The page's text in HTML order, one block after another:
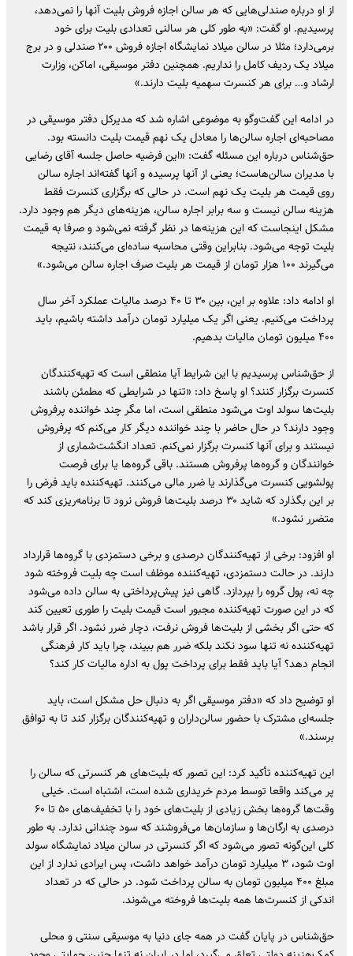
از او درباره صندلی‌هایی که هر سالن اجازه فروش بلیت آنها را نمی‌دهد،
پرسیدیم. او گفت: «به طور کلی هر سالنی تعدادی بلیت برای خود
برمی‌دارد؛ مثلا در سالن میلاد نمایشگاه اجازه فروش ۲۰۰ صندلی و در برج
میلاد یک ردیف کامل را نداریم. همچنین دفتر موسیقی، اماکن، وزارت
ارشاد و… برای هر کنسرت سهمیه بلیت دارند.»
در ادامه این گفت‌وگو به موضوعی اشاره شد که مدیرکل دفتر موسیقی در
مصاحبه‌ای اجاره سالن‌ها را معادل یک نهم قیمت بلیت دانسته بود.
حق‌شناس درباره این مسئله گفت: «این فرضیه حاصل جلسه آقای رضایی
با مدیران سالن‌هاست؛ یعنی از آنها پرسیده و آنها گفته‌اند اجاره سالن
روی قیمت هر بلیت یک نهم است. در حالی که برگزاری کنسرت فقط
هزینه سالن نیست و سه برابر اجاره سالن، هزینه‌های دیگر هم وجود دارد.
مشکل اینجاست که این هزینه‌ها در نظر گرفته نمی‌شود و صرفا به قیمت
بلیت توجه می‌شود. بنابراین وقتی محاسبه ساده‌ای می‌کنند، نتیجه
می‌گیرند ۱۰۰ هزار تومان از قیمت هر بلیت صرف اجاره سالن می‌شود.»
او ادامه داد: علاوه بر این، بین ۳۰ تا ۴۰ درصد مالیات عملکرد آخر سال
پرداخت می‌کنیم. یعنی اگر یک میلیارد تومان درآمد داشته باشیم، باید
۴۰۰ میلیون تومان مالیات بدهیم.
از حق‌شناس پرسیدیم با این شرایط آیا منطقی است که تهیه‌کنندگان
کنسرت برگزار کنند؟ او پاسخ داد: «تنها در شرایطی که مطمئن باشند
بلیت‌ها سولد اوت می‌شود منطقی است، اما مگر چند خواننده پرفروش
وجود دارند؟ در حال حاضر با چند خواننده دیگر کار می‌کنم که پرفروش
نیستند و برای آنها کنسرت برگزار نمی‌کنم. تعداد انگشت‌شماری از
خوانندگان و گروه‌ها پرفروش هستند. باقی گروه‌ها یا برای فرصت
پولشویی کنسرت می‌گذارند یا ضرر مالی می‌کنند. تهیه‌کننده باید فرض را
بر این بگذارد که شاید ۳۰ درصد بلیت‌ها فروش نرود تا برنامه‌ریزی کند که
متضرر نشود.»
او افزود: برخی از تهیه‌کنندگان درصدی و برخی دستمزدی با گروه‌ها قرارداد
دارند. در حالت دستمزدی، تهیه‌کننده موظف است چه بلیت فروخته شود
چه نه، پول گروه را بپردازد. گاهی نیز پیش‌پرداختی به سالن داده می‌شود
که در این صورت تهیه‌کننده مجبور است قیمت بلیت را طوری تعیین کند
که حتی اگر بخشی از بلیت‌ها فروش نرفت، دچار ضرر نشود. اگر قرار باشد
تهیه‌کننده نه تنها سود نکند بلکه ضرر هم ببیند، چرا باید کار فرهنگی
انجام دهد؟ آیا باید فقط برای پرداخت پول به اداره مالیات کار کند؟
او توضیح داد که «دفتر موسیقی اگر به دنبال حل مشکل است، باید
جلسه‌ای مشترک با حضور سالن‌داران و تهیه‌کنندگان برگزار کند تا به توافق
برسند.»
این تهیه‌کننده تأکید کرد: این تصور که بلیت‌های هر کنسرتی که سالن را
پر می‌کند واقعا توسط مردم خریداری شده است، اشتباه است. خیلی
وقت‌ها گروه‌ها بخش زیادی از بلیت‌های خود را با تخفیف‌های ۵۰ تا ۶۰
درصدی به ارگان‌ها و سازمان‌ها می‌فروشند که سود چندانی ندارد. به طور
کلی این‌گونه تصور می‌شود که اگر کنسرتی در سالن میلاد نمایشگاه سولد
اوت شود، ۳ میلیارد تومان درآمد خواهد داشت، پس ایرادی ندارد از این
مبلغ ۴۰۰ میلیون تومان به سالن پرداخت شود. در حالی که در تعداد
اندکی از کنسرت‌ها همه بلیت‌ها فروخته می‌شوند.
حق‌شناس در پایان گفت در همه جای دنیا به موسیقی سنتی و محلی